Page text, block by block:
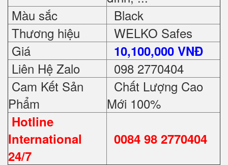
Màu sắc
Black
Thương hiệu
WELKO Safes
Giá
10,100,000 VNĐ
Liên Hệ Zalo
098 2770404
Cam Kết Sản
Phẩm
Chất Lượng Cao
Mới 100%
Hotline
International
24/7
0084 98 2770404